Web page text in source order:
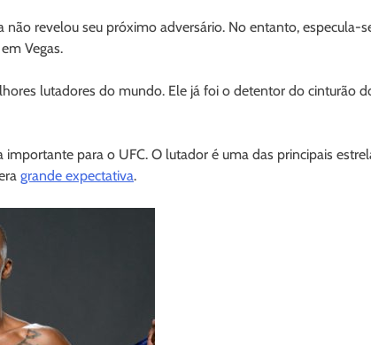
não revelou seu próximo adversário. No entanto, especula-
Vegas.
lutadores do mundo. Ele já foi o detentor do cinturão
para o UFC. O lutador é uma das principais
grande expectativa.